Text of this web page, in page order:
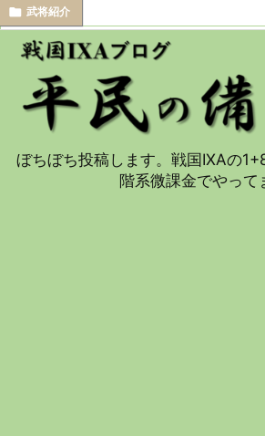
ぼちぼち投稿します。戦国IXAの
階系微課金でやって
 武将紹介